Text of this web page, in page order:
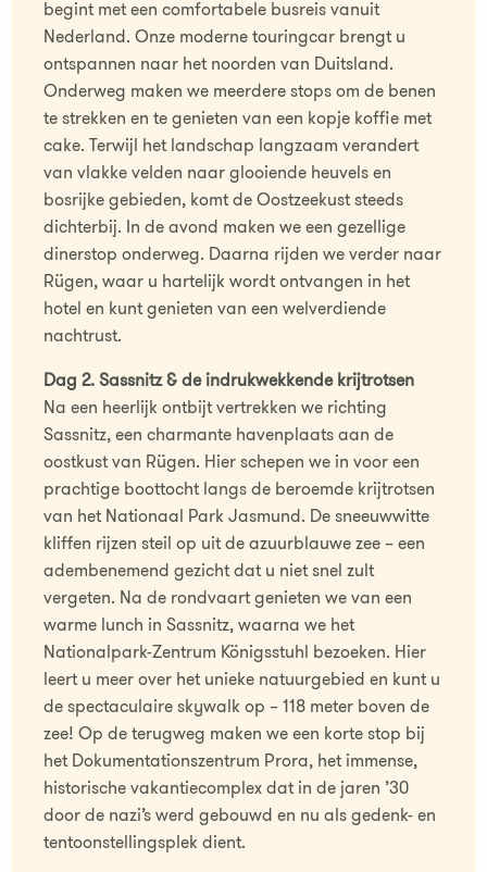
begint met een comfortabele busreis vanuit
Nederland. Onze moderne touringcar brengt u
ontspannen naar het noorden van Duitsland.
Onderweg maken we meerdere stops om de benen
te strekken en te genieten van een kopje koffie met
cake. Terwijl het landschap langzaam verandert
van vlakke velden naar glooiende heuvels en
bosrijke gebieden, komt de Oostzeekust steeds
dichterbij. In de avond maken we een gezellige
dinerstop onderweg. Daarna rijden we verder naar
Rügen, waar u hartelijk wordt ontvangen in het
hotel en kunt genieten van een welverdiende
nachtrust.
Dag 2. Sassnitz & de indrukwekkende krijtrotsen
Na een heerlijk ontbijt vertrekken we richting
Sassnitz, een charmante havenplaats aan de
oostkust van Rügen. Hier schepen we in voor een
prachtige boottocht langs de beroemde krijtrotsen
van het Nationaal Park Jasmund. De sneeuwwitte
kliffen rijzen steil op uit de azuurblauwe zee – een
adembenemend gezicht dat u niet snel zult
vergeten. Na de rondvaart genieten we van een
warme lunch in Sassnitz, waarna we het
Nationalpark-Zentrum Königsstuhl bezoeken. Hier
leert u meer over het unieke natuurgebied en kunt u
de spectaculaire skywalk op – 118 meter boven de
zee! Op de terugweg maken we een korte stop bij
het Dokumentationszentrum Prora, het immense,
historische vakantiecomplex dat in de jaren ’30
door de nazi’s werd gebouwd en nu als gedenk- en
tentoonstellingsplek dient.